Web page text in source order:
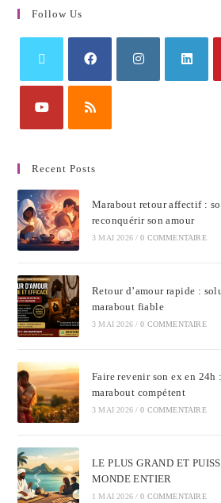
Follow Us
Recent Posts
Marabout retour affectif :
reconquérir son amour
3 MAI 2026 / 0 COMMENTAIRE
Retour d’amour rapide :
marabout fiable
3 MAI 2026 / 0 COMMENTAIRE
Faire revenir son ex en
marabout compétent
3 MAI 2026 / 0 COMMENTAIRE
LE PLUS GRAND ET
MONDE ENTIER
1 MAI 2026 / 0 COMMENTAIRE